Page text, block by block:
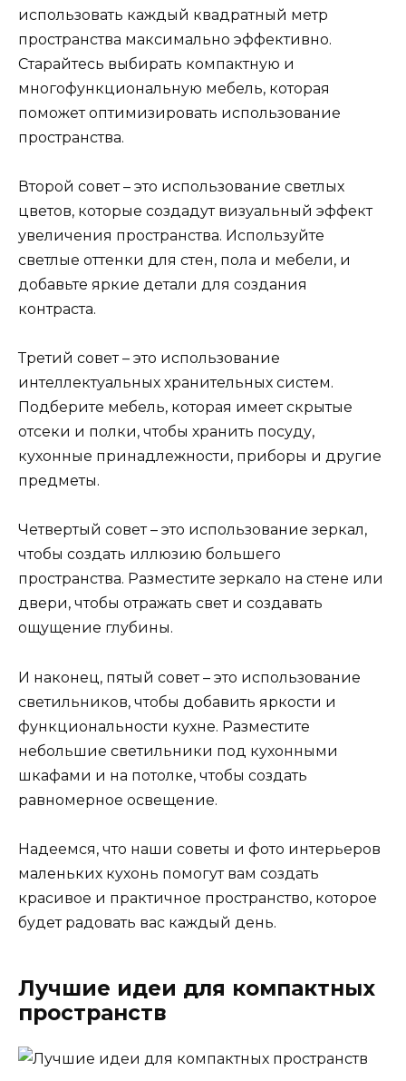
использовать каждый квадратный метр
пространства максимально эффективно.
Старайтесь выбирать компактную и
многофункциональную мебель, которая
поможет оптимизировать использование
пространства.
Второй совет – это использование светлых
цветов, которые создадут визуальный эффект
увеличения пространства. Используйте
светлые оттенки для стен, пола и мебели, и
добавьте яркие детали для создания
контраста.
Третий совет – это использование
интеллектуальных хранительных систем.
Подберите мебель, которая имеет скрытые
отсеки и полки, чтобы хранить посуду,
кухонные принадлежности, приборы и другие
предметы.
Четвертый совет – это использование зеркал,
чтобы создать иллюзию большего
пространства. Разместите зеркало на стене или
двери, чтобы отражать свет и создавать
ощущение глубины.
И наконец, пятый совет – это использование
светильников, чтобы добавить яркости и
функциональности кухне. Разместите
небольшие светильники под кухонными
шкафами и на потолке, чтобы создать
равномерное освещение.
Надеемся, что наши советы и фото интерьеров
маленьких кухонь помогут вам создать
красивое и практичное пространство, которое
будет радовать вас каждый день.
Лучшие идеи для компактных
пространств